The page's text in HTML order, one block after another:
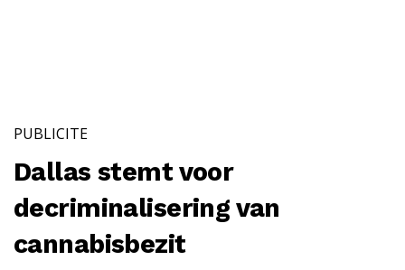
PUBLICITE
Dallas stemt voor
decriminalisering van
cannabisbezit